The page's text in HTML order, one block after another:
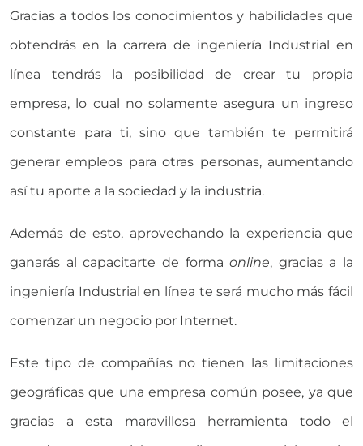
Gracias a todos los conocimientos y habilidades que
obtendrás en la carrera de ingeniería Industrial en
línea tendrás la posibilidad de crear tu propia
empresa, lo cual no solamente asegura un ingreso
constante para ti, sino que también te permitirá
generar empleos para otras personas, aumentando
así tu aporte a la sociedad y la industria.
Además de esto, aprovechando la experiencia que
ganarás al capacitarte de formaonline, gracias a la
ingeniería Industrial en línea te será mucho más fácil
comenzar un negocio por Internet.
Este tipo de compañías no tienen las limitaciones
geográficas que una empresa común posee, ya que
gracias a esta maravillosa herramienta todo el